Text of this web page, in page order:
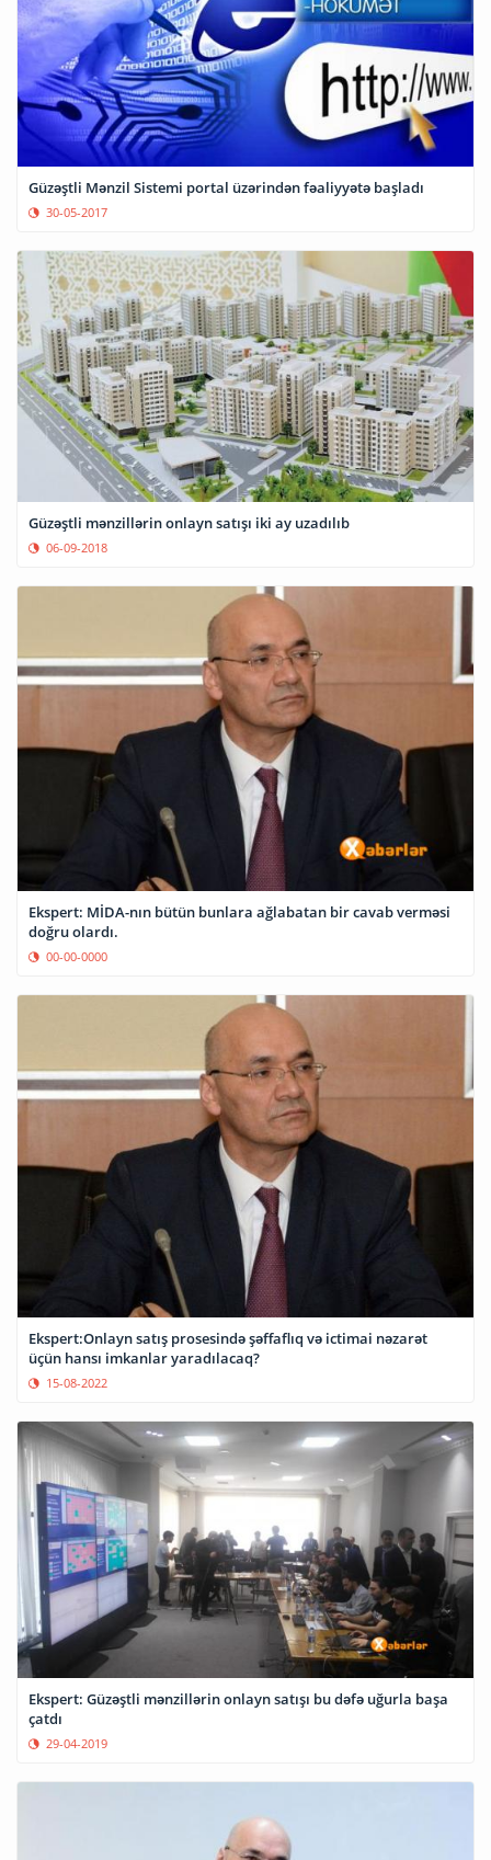
Güzəştli Mənzil Sistemi portal üzərindən fəaliyyətə başladı
30-05-2017
Güzəştli mənzillərin onlayn satışı iki ay uzadılıb
06-09-2018
Ekspert: MİDA-nın bütün bunlara ağlabatan bir cavab verməsi
doğru olardı.
00-00-0000
Ekspert:Onlayn satış prosesində şəffaflıq və ictimai nəzarət
üçün hansı imkanlar yaradılacaq?
15-08-2022
Ekspert: Güzəştli mənzillərin onlayn satışı bu dəfə uğurla başa
çatdı
29-04-2019